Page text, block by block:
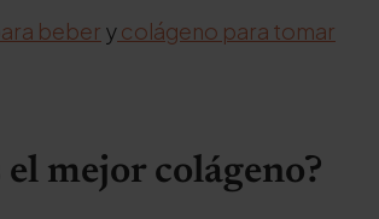
beber ycolágeno para tomar
el mejor colágeno?